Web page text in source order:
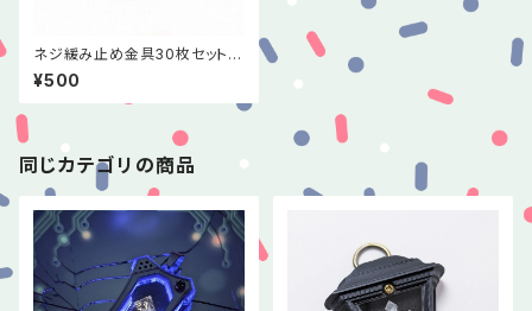
ネジ緩み止め金具30枚セット
(スプリングワッシャー)
¥500
同じカテゴリの商品